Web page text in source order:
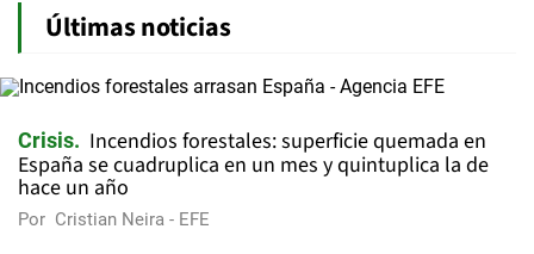
Últimas noticias
Crisis
Incendios forestales: superficie quemada en
España se cuadruplica en un mes y quintuplica la de
hace un año
Por Cristian Neira - EFE